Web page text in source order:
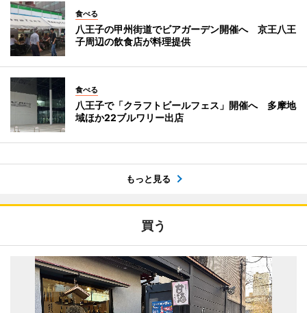
食べる
八王子の甲州街道でビアガーデン開催へ 京王八王
子周辺の飲食店が料理提供
食べる
八王子で「クラフトビールフェス」開催へ 多摩地
域ほか22ブルワリー出店
もっと見る
買う